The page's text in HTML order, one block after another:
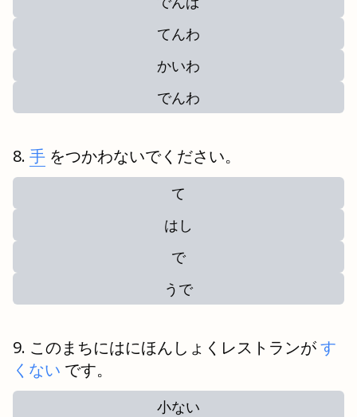
てんわ
かいわ
でんわ
手 をつかわないでください。
て
はし
で
うで
このまちにはにほんしょくレストランがす
くない です。
小ない